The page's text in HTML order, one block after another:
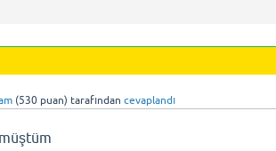
(530 puan) tarafından cevaplandı